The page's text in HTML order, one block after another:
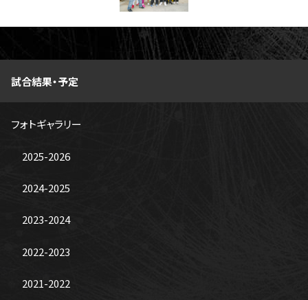
試合結果・予定
フォトギャラリー
2025-2026
2024-2025
2023-2024
2022-2023
2021-2022